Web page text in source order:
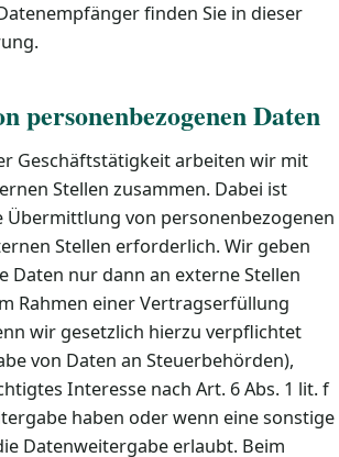
finden Sie in dieser
personenbezogenen Daten
Geschäftstätigkeit arbeiten wir mit
Stellen zusammen. Dabei ist
Übermittlung von personenbezogenen
Stellen erforderlich. Wir geben
Daten nur dann an externe Stellen
Rahmen einer Vertragserfüllung
wir gesetzlich hierzu verpflichtet
von Daten an Steuerbehörden),
Interesse nach Art. 6 Abs. 1 lit. f
haben oder wenn eine sonstige
Datenweitergabe erlaubt. Beim